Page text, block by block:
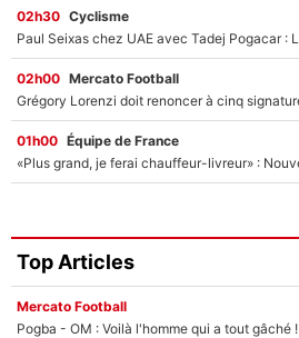
02h30 Cyclisme
02h00 Mercato Football
01h00 Équipe de France
Top Articles
Mercato Football
Pogba - OM : Voilà l'homme qui a tout gâché !